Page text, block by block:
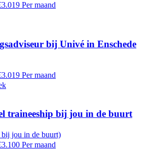
Per maand
bij Univé in Enschede
Per maand
traineeship bij jou in de buurt
jou in de buurt)
Per maand